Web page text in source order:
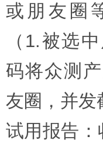
或朋友圈
（1.被选
码将众测
友圈，并发
试用报告